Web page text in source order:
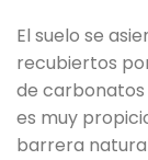
El suelo se
recubiertos
de carbonatos
es muy
barrera